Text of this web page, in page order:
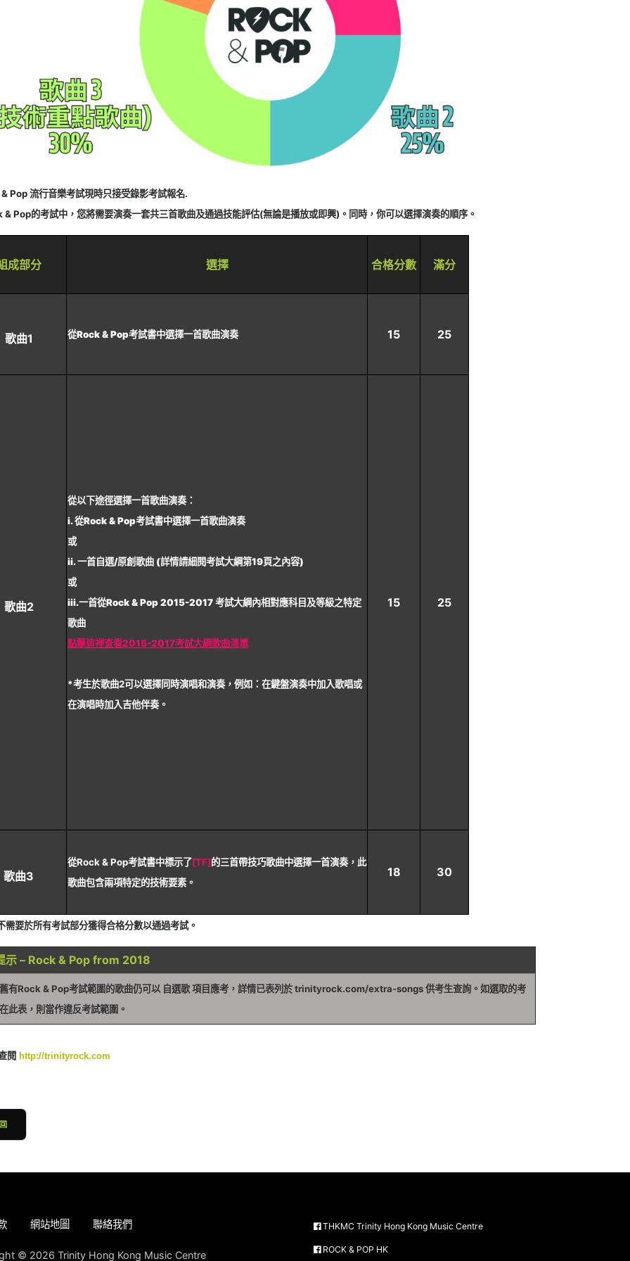
Pop 流行音樂考試現時只接受錄影考試報名.
& Pop的考試中，您將需要演奏一套共三首歌曲及通過技能評估(無論是播放或即興)。同時，你可以選擇演奏的順序。
成部分 選擇 合格分數 滿分
歌曲1 從Rock & Pop考試書中選擇一首歌曲演奏 15 25
歌曲2
從以下途徑選擇一首歌曲演奏：
i. 從Rock & Pop考試書中選擇一首歌曲演奏
或
ii. 一首自選/原創歌曲 (詳情請細閱考試大綱第19頁之內容)
或
iii.一首從Rock & Pop 2015-2017 考試大綱內相對應科目及等級之特定
歌曲
點擊這裡查看2015-2017考試大綱歌曲清單
*考生於歌曲2可以選擇同時演唱和演奏，例如：在鍵盤演奏中加入歌唱或
在演唱時加入吉他伴奏。
15 25
歌曲3
從Rock & Pop考試書中標示了[TF]的三首帶技巧歌曲中選擇一首演奏，此
歌曲包含兩項特定的技術要素。
18 30
需要於所有考試部分獲得合格分數以通過考試。
示 – Rock & Pop from 2018
有Rock & Pop考試範圍的歌曲仍可以 自選歌 項目應考，詳情已表列於trinityrock.com/extra-songs供考生查詢。如選取的考
此表，則當作違反考試範圍。
閱 http://trinityrock.com
網站地圖 聯絡我們
© 2026 Trinity Hong Kong Music Centre
THKMC Trinity Hong Kong Music Centre
ROCK & POP HK